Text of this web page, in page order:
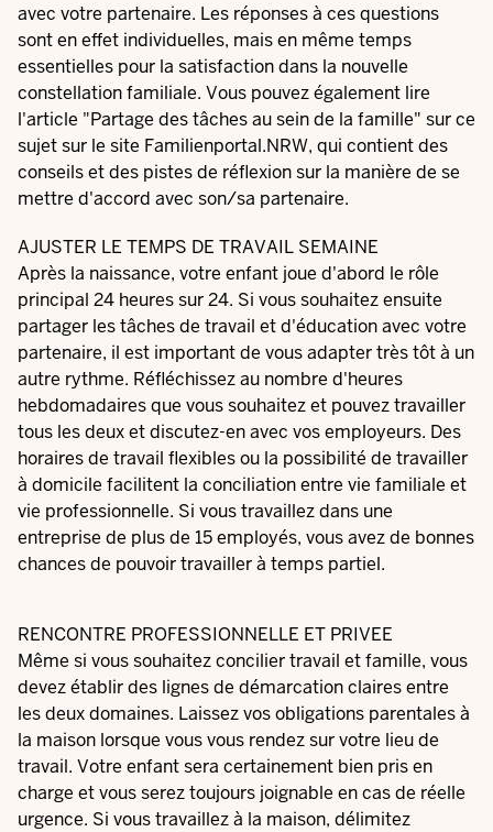
avec votre partenaire. Les réponses à ces questions
sont en effet individuelles, mais en même temps
essentielles pour la satisfaction dans la nouvelle
constellation familiale. Vous pouvez également lire
l'article "Partage des tâches au sein de la famille" sur ce
sujet sur le site Familienportal.NRW, qui contient des
conseils et des pistes de réflexion sur la manière de se
mettre d'accord avec son/sa partenaire.
AJUSTER LE TEMPS DE TRAVAIL SEMAINE
Après la naissance, votre enfant joue d'abord le rôle
principal 24 heures sur 24. Si vous souhaitez ensuite
partager les tâches de travail et d'éducation avec votre
partenaire, il est important de vous adapter très tôt à un
autre rythme. Réfléchissez au nombre d'heures
hebdomadaires que vous souhaitez et pouvez travailler
tous les deux et discutez-en avec vos employeurs. Des
horaires de travail flexibles ou la possibilité de travailler
à domicile facilitent la conciliation entre vie familiale et
vie professionnelle. Si vous travaillez dans une
entreprise de plus de 15 employés, vous avez de bonnes
chances de pouvoir travailler à temps partiel.
RENCONTRE PROFESSIONNELLE ET PRIVEE
Même si vous souhaitez concilier travail et famille, vous
devez établir des lignes de démarcation claires entre
les deux domaines. Laissez vos obligations parentales à
la maison lorsque vous vous rendez sur votre lieu de
travail. Votre enfant sera certainement bien pris en
charge et vous serez toujours joignable en cas de réelle
urgence. Si vous travaillez à la maison, délimitez